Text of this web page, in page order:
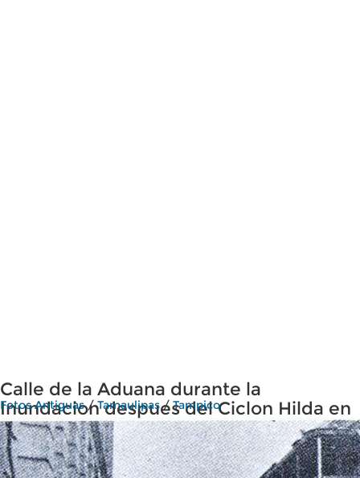
Calle de la Aduana durante la
Inundacion despues del Ciclon Hilda en
1955
Fotos Antiguas/Tamaulipas/Tampico